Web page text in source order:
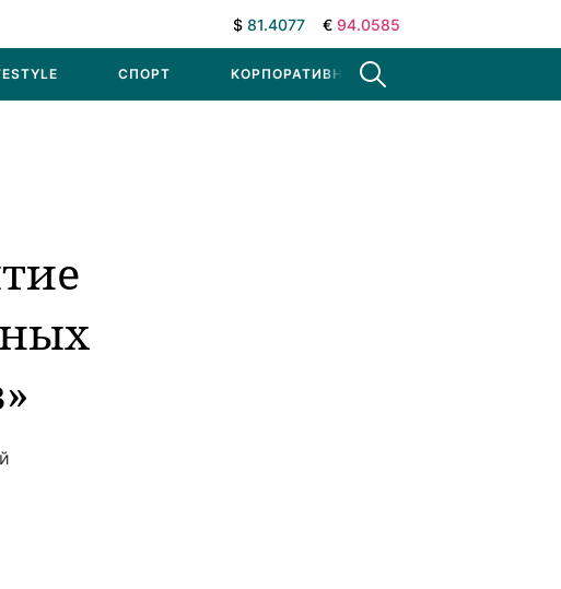
$ 81.4077 € 94.0585
СПОРТ КОРПОРАТИВНЫЕ НОВОСТИ